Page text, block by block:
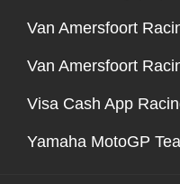
Van Amersfoort
Van Amersfoort
Visa Cash App
Yamaha MotoGP